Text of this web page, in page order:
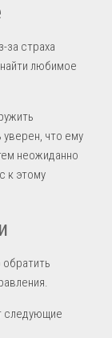
за страха
любимое
что ему
неожиданно
к этому
следующие